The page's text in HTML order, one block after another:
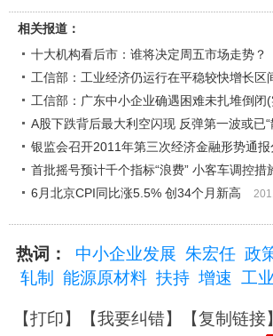
相关报道：
十大机构看后市：谁将决定周五市场走势？
工信部：工业经济仍运行在平稳较快增长区
工信部：广东中小企业确遇困难未扎堆倒闭
A股下跌背后最大利空闪现 反弹第一波或已“
银监会召开2011年第三次经济金融形势通报
首批摇号预计千个指标“浪费” 小客车调控措
6月北京CPI同比涨5.5% 创34个月新高
热词： 中小企业发展 朱宏任 政
轧制
能源原材料 扶持 增速 工
【打印】【我要纠错】【复制链接